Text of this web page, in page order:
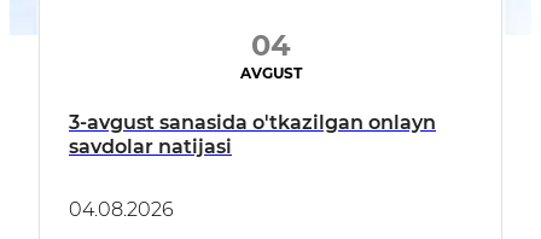
04
AVGUST
3-avgust sanasida o'tkazilgan onlayn
savdolar natijasi
04.08.2026